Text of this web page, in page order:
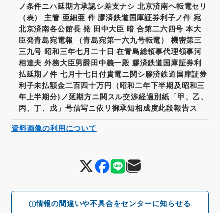
情報の間違いや不具合をセンターに知らせる
ノ条件ニハ延期方承認シ差支ナシ 北京済南ヘ転電セリ
（表） 主管 亜細亜 件 膠済鉄道国庫証券利子ノ件 宛
北京済南各公館長 発 田中大臣 暗 合第二六四号 本大
臣発青島宛電報 （青島宛第一六九号転電） 機密第三
三九号 昭和三年七月二十日 在青島総領事代理領事河
相達夫 外務大臣男爵田中義一殿 膠済鉄道国庫証券利
払延期ノ件 七月十七日付貴電ニ関シ膠済鉄道国庫証券
利子未払額金二百四十万円（昭和二年下半期及昭和三
年上半期分)ノ延期方ニ関スル交渉経過別紙「甲、乙、
丙、丁、戊」号信写ニ依リ御承知相成度此段報告ス
資料画像の利用について